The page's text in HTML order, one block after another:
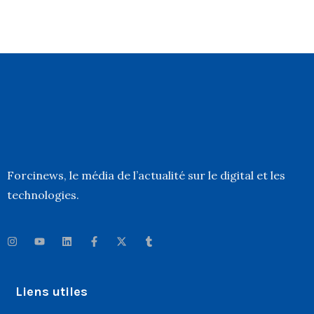
Forcinews, le média de l’actualité sur le digital et les
technologies.
Liens utiles